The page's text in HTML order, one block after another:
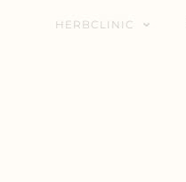
HERBCLINIC